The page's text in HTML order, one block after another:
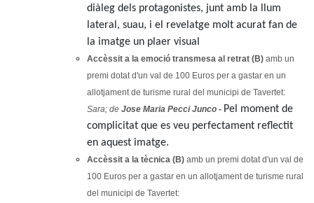
diàleg dels protagonistes, junt amb la llum
lateral, suau, i el revelatge molt acurat fan de
la imatge un plaer visual
Accèssit a la emoció transmesa al retrat (B) amb un
premi dotat d'un val de 100 Euros per a gastar en un
allotjament de turisme rural del municipi de Tavertet:
Sara; de Jose Maria Pecci Junco - Pel moment de
complicitat que es veu perfectament reflectit
en aquest imatge.
Accèssit a la tècnica (B) amb un premi dotat d'un val de
100 Euros per a gastar en un allotjament de turisme rural
del municipi de Tavertet: